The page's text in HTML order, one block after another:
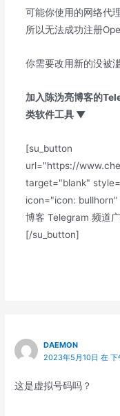
可能你使用的网络代
所以无法成功注册
你需要改用新的没被
加入陈沩亮博客的
类软件工具 ▼
[su_button
url="https://
target="blank"
icon="icon:
博客 Telegram 频道
[/su_button]
DAEMON
2023年5月10日 在
这是虚拟号码吗？